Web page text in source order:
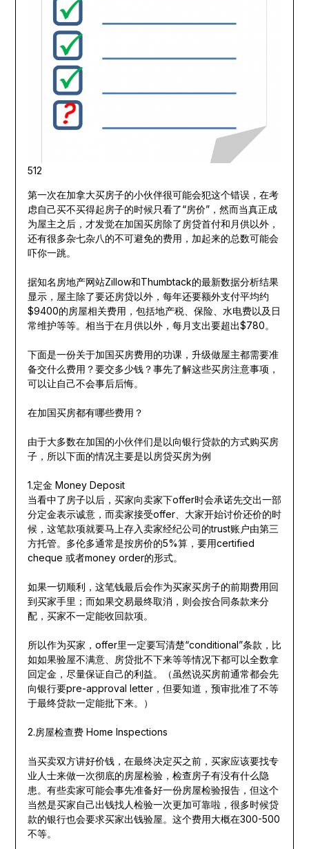
512
第一次在加拿大买房子的小伙伴很可能会犯这个错误，在考
虑自己买不买得起房子的时候只看了“房价”，然而当真正成
为屋主之后，才发觉在加国买房除了房贷首付和月供以外，
还有很多杂七杂八的不可避免的费用，加起来的总数可能会
吓你一跳。
据知名房地产网站Zillow和Thumbtack的最新数据分析结果
显示，屋主除了要还房贷以外，每年还要额外支付平均约
$9400的房屋相关费用，包括地产税、保险、水电费以及日
常维护等等。相当于在月供以外，每月支出要超出$780。
下面是一份关于加国买房费用的功课，升级做屋主都需要准
备交什么费用？要交多少钱？事先了解这些买房注意事项，
可以让自己不会事后后悔。
在加国买房都有哪些费用？
由于大多数在加国的小伙伴们是以向银行贷款的方式购买房
子，所以下面的情况主要是以房贷买房为例
1.定金 Money Deposit
当看中了房子以后，买家向卖家下offer时会承诺先交出一部
分定金表示诚意，而卖家接受offer、大家开始讨价还价的时
候，这笔款项就要马上存入卖家经纪公司的trust账户由第三
方托管。多伦多通常是按房价的5%算，要用certified
cheque 或者money order的形式。
如果一切顺利，这笔钱最后会作为买家买房子的前期费用回
到买家手里；而如果交易最终取消，则会按合同条款来分
配，买家不一定能收回款项。
所以作为买家，offer里一定要写清楚“conditional”条款，比
如如果验屋不满意、房贷批不下来等等情况下都可以全数拿
回定金，尽量保证自己的利益。（虽然说买房前通常都会先
向银行要pre-approval letter，但要知道，预审批准了不等
于最终贷款一定能批下来。）
2.房屋检查费 Home Inspections
当买卖双方讲好价钱，在最终决定买之前，买家应该要找专
业人士来做一次彻底的房屋检验，检查房子有没有什么隐
患。有些卖家可能会事先准备好一份房屋检验报告，但这个
当然是买家自己出钱找人检验一次更加可靠啦，很多时候贷
款的银行也会要求买家出钱验屋。这个费用大概在300-500
不等。